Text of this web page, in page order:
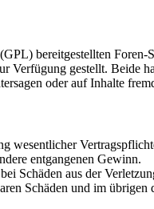
bereitgestellten
Verfügung gestellt. Beide
oder auf Inhalte
entgangenen Gewinn.
Schäden aus der
Schäden und im